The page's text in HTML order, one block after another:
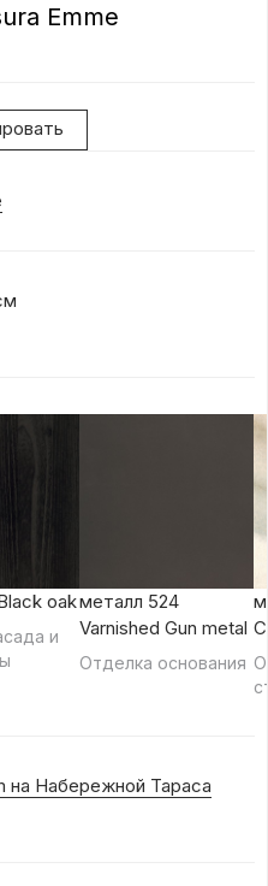
Emme
oak
и
металл 524
Varnished Gun metal
Отделка основания
на Набережной Тараса